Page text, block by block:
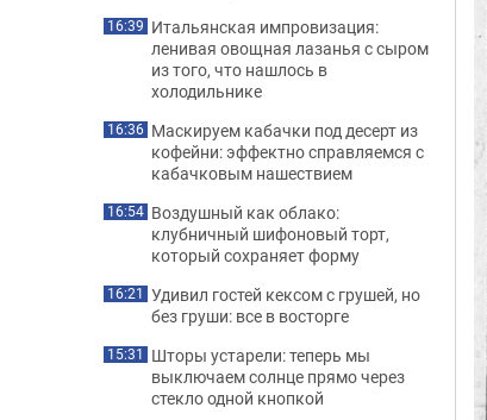
16:39 Итальянская импровизация:
ленивая овощная лазанья с сыром
из того, что нашлось в
холодильнике
16:36 Маскируем кабачки под десерт из
кофейни: эффектно справляемся с
кабачковым нашествием
16:54 Воздушный как облако:
клубничный шифоновый торт,
который сохраняет форму
16:21 Удивил гостей кексом с грушей, но
без груши: все в восторге
15:31 Шторы устарели: теперь мы
выключаем солнце прямо через
стекло одной кнопкой